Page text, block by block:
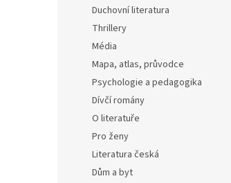
Duchovní literatura
Thrillery
Média
Mapa, atlas, průvodce
Psychologie a pedagogika
Dívčí romány
O literatuře
Pro ženy
Literatura česká
Dům a byt